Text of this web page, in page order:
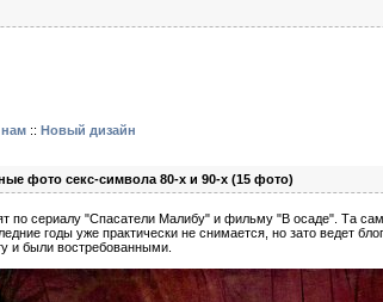
нам :: Новый дизайн
фото секс-символа 80-х и 90-х (15 фото)
по сериалу "Спасатели Малибу" и фильму "В осаде". Та
годы уже практически не снимается, но зато ведет
и были востребованными.